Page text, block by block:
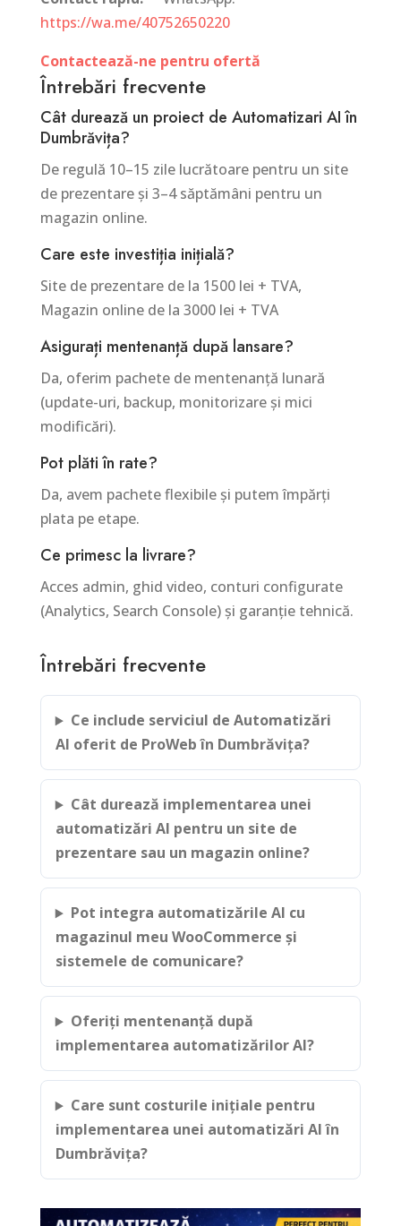
https://wa.me/40752650220
Contactează-ne pentru ofertă
Întrebări frecvente
Cât durează un proiect de Automatizari AI în
Dumbrăvița?
De regulă 10–15 zile lucrătoare pentru un site
de prezentare și 3–4 săptămâni pentru un
magazin online.
Care este investiția inițială?
Site de prezentare de la 1500 lei + TVA,
Magazin online de la 3000 lei + TVA
Asigurați mentenanță după lansare?
Da, oferim pachete de mentenanță lunară
(update-uri, backup, monitorizare și mici
modificări).
Pot plăti în rate?
Da, avem pachete flexibile și putem împărți
plata pe etape.
Ce primesc la livrare?
Acces admin, ghid video, conturi configurate
(Analytics, Search Console) și garanție tehnică.
Întrebări frecvente
Ce include serviciul de Automatizări
AI oferit de ProWeb în Dumbrăvița?
Cât durează implementarea unei
automatizări AI pentru un site de
prezentare sau un magazin online?
Pot integra automatizările AI cu
magazinul meu WooCommerce și
sistemele de comunicare?
Oferiți mentenanță după
implementarea automatizărilor AI?
Care sunt costurile inițiale pentru
implementarea unei automatizări AI în
Dumbrăvița?